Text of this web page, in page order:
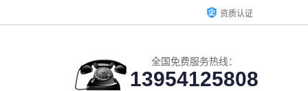
资质认证
全国免费服务热线：
13954125808